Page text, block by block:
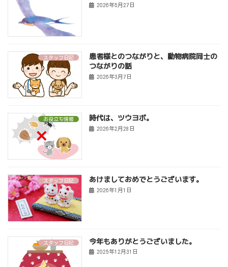
2026年5月27日
スタッフ日記
患者様とのつながりと、動物病院同士の
つながりの話
2026年3月7日
お役立ち情報 時代は、ツウヨボ。
2026年2月28日
スタッフ日記 あけましておめでとうございます。
2026年1月1日
スタッフ日記 今年もありがとうございました。
2025年12月31日